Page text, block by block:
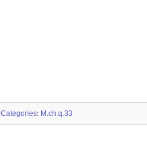
Categories: M.ch.q.33